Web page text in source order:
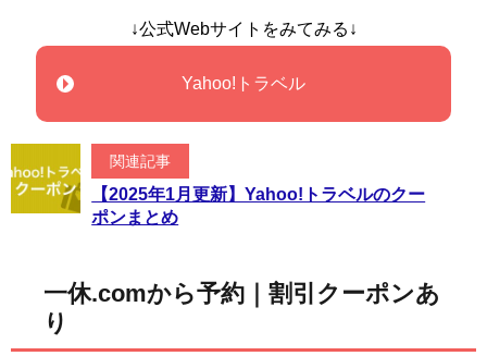
↓公式Webサイトをみてみる↓
Yahoo!トラベル
関連記事
【2025年1月更新】Yahoo!トラベルのクー
ポンまとめ
一休.comから予約｜割引クーポンあ
り